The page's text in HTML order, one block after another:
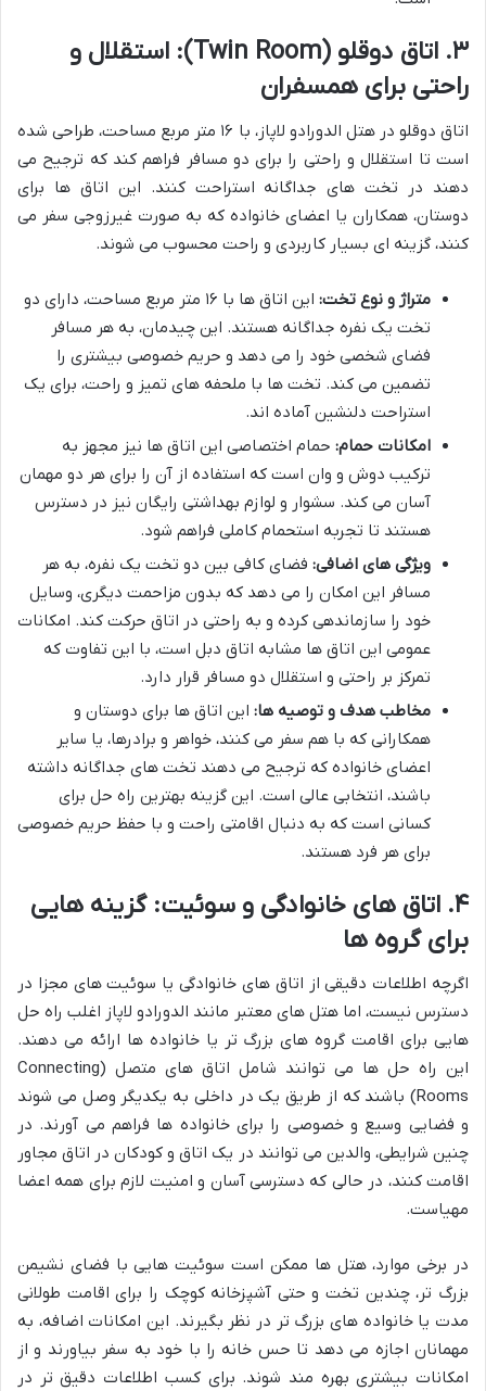
۳. اتاق دوقلو (Twin Room): استقلال و
راحتی برای همسفران
اتاق دوقلو در هتل الدورادو لاپاز، با ۱۶ متر مربع مساحت، طراحی شده
است تا استقلال و راحتی را برای دو مسافر فراهم کند که ترجیح می
دهند در تخت های جداگانه استراحت کنند. این اتاق ها برای
دوستان، همکاران یا اعضای خانواده که به صورت غیرزوجی سفر می
کنند، گزینه ای بسیار کاربردی و راحت محسوب می شوند.
متراژ و نوع تخت:
این اتاق ها با ۱۶ متر مربع مساحت، دارای دو
تخت یک نفره جداگانه هستند. این چیدمان، به هر مسافر
فضای شخصی خود را می دهد و حریم خصوصی بیشتری را
تضمین می کند. تخت ها با ملحفه های تمیز و راحت، برای یک
استراحت دلنشین آماده اند.
امکانات حمام: حمام اختصاصی این اتاق ها نیز مجهز به
ترکیب دوش و وان است که استفاده از آن را برای هر دو مهمان
آسان می کند. سشوار و لوازم بهداشتی رایگان نیز در دسترس
هستند تا تجربه استحمام کاملی فراهم شود.
ویژگی های اضافی: فضای کافی بین دو تخت یک نفره، به هر
مسافر این امکان را می دهد که بدون مزاحمت دیگری، وسایل
خود را سازماندهی کرده و به راحتی در اتاق حرکت کند. امکانات
عمومی این اتاق ها مشابه اتاق دبل است، با این تفاوت که
تمرکز بر راحتی و استقلال دو مسافر قرار دارد.
مخاطب هدف و توصیه ها: این اتاق ها برای دوستان و
همکارانی که با هم سفر می کنند، خواهر و برادرها، یا سایر
اعضای خانواده که ترجیح می دهند تخت های جداگانه داشته
باشند، انتخابی عالی است. این گزینه بهترین راه حل برای
کسانی است که به دنبال اقامتی راحت و با حفظ حریم خصوصی
برای هر فرد هستند.
۴. اتاق های خانوادگی و سوئیت: گزینه هایی
برای گروه ها
اگرچه اطلاعات دقیقی از اتاق های خانوادگی یا سوئیت های مجزا در
دسترس نیست، اما هتل های معتبر مانند الدورادو لاپاز اغلب راه حل
هایی برای اقامت گروه های بزرگ تر یا خانواده ها ارائه می دهند.
این راه حل ها می توانند شامل اتاق های متصل (Connecting
Rooms) باشند که از طریق یک در داخلی به یکدیگر وصل می شوند
و فضایی وسیع و خصوصی را برای خانواده ها فراهم می آورند. در
چنین شرایطی، والدین می توانند در یک اتاق و کودکان در اتاق مجاور
اقامت کنند، در حالی که دسترسی آسان و امنیت لازم برای همه اعضا
مهیاست.
در برخی موارد، هتل ها ممکن است سوئیت هایی با فضای نشیمن
بزرگ تر، چندین تخت و حتی آشپزخانه کوچک را برای اقامت طولانی
مدت یا خانواده های بزرگ تر در نظر بگیرند. این امکانات اضافه، به
مهمانان اجازه می دهد تا حس خانه را با خود به سفر بیاورند و از
امکانات بیشتری بهره مند شوند. برای کسب اطلاعات دقیق تر در